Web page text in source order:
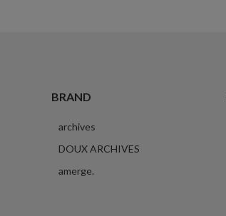
BRAND
archives
DOUX ARCHIVES
amerge.